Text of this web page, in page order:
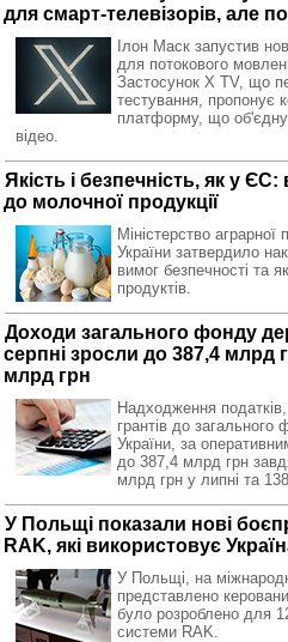
для смарт-телевізорів, але
Ілон Маск запустив
для потокового
Застосунок X TV, що
тестування, пропонує
платформу, що об'єднує
відео.
Якість і безпечність, як у
до молочної продукції
Міністерство
України затвердило
вимог безпечності та
продуктів.
Доходи загального фонду
серпні зросли до 387,4 млрд
млрд грн
Надходження податків,
грантів до
України, за
до 387,4 млрд грн
млрд грн у липні та
У Польщі показали нові
RAK, які використовує
У Польщі, на
представлено
було розроблено для
системи RAK.